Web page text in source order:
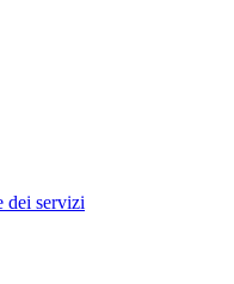
dei servizi